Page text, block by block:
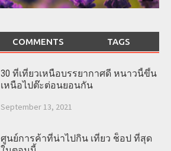
COMMENTS TAGS
30 ที่เที่ยวเหนือบรรยากาศดี หนาวนี้ขึ้น
เหนือไปต๊ะต่อนยอนกัน
September 13, 2021
ศูนย์การค้าที่น่าไปกิน เที่ยว ช็อป ที่สุด